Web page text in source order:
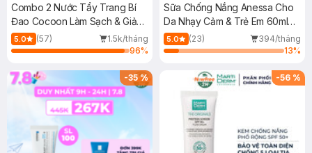
Combo 2 Nước Tẩy Trang Bí
Đao Cocoon Làm Sạch & Giảm
Dầu 500ml
5.0 (57)
1.5k/tháng
96%
Sữa Chống Nắng Anessa Cho
Da Nhạy Cảm & Trẻ Em 60ml
(Mới)
5.0 (23)
394/tháng
13%
-35% -56 %